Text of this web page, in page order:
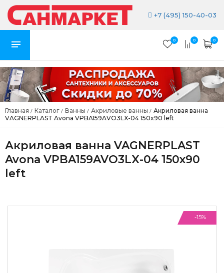
+7 (495) 150-40-03
0 0 0
Главная / Каталог / Ванны / Акриловые ванны / Акриловая ванна
VAGNERPLAST Avona VPBA159AVO3LX-04 150x90 left
Акриловая ванна VAGNERPLAST
Avona VPBA159AVO3LX-04 150x90
left
-15%